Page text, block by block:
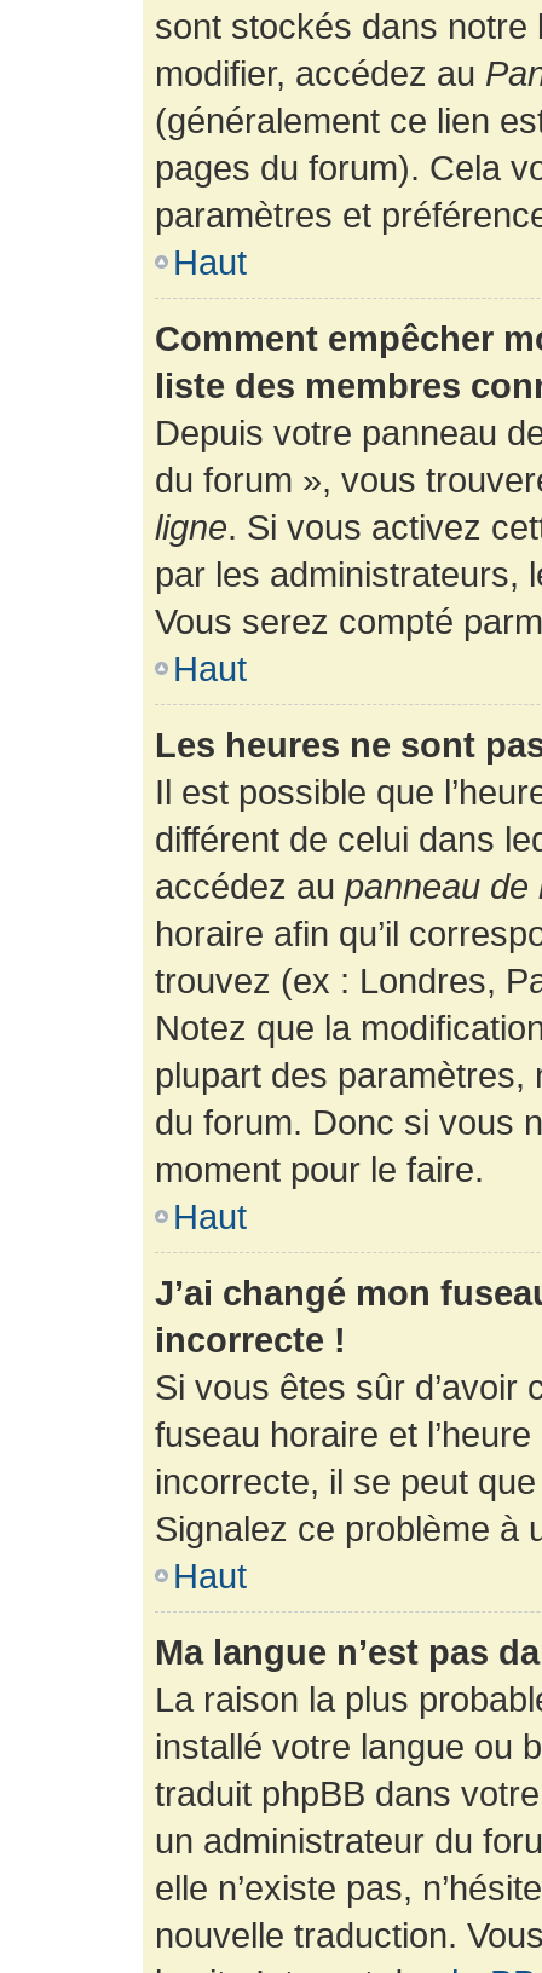
sont stockés dans
modifier, accédez au
(généralement ce lien
pages du forum). Cela
paramètres et
Haut
Comment empêcher
liste des membres
Depuis votre panneau
du forum », vous
ligne. Si vous activez
par les administrateurs,
Vous serez compté
Haut
Les heures ne sont
Il est possible que
différent de celui dans
accédez au panneau de
horaire afin qu’il
trouvez (ex : Londres,
Notez que la
plupart des paramètres,
du forum. Donc si vous
moment pour le faire.
Haut
J’ai changé mon
incorrecte !
Si vous êtes sûr d’avoir
fuseau horaire et
incorrecte, il se peut
Signalez ce problème à
Haut
Ma langue n’est pas
La raison la plus
installé votre langue ou
traduit phpBB dans
un administrateur du
elle n’existe pas,
nouvelle traduction.